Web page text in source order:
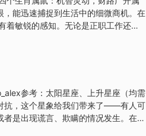
响着爆竹，还要彻底搞一次大扫除，
是一种习俗，它也反映了人民辞旧迎
能迅速捕捉到生活中的细微商机。在
着敏锐的感知。无论是正职工作还是
决策。在工作中，他们善于与同事和
的理财方式，让他们在这两个月里钱
属虎的人自信果敢，有着勇往直前的
月，他们的运势如虎添翼，事业上迎
和决策力，在工作中能够迅速抓住关
参考：太阳星座、上升星座（均需
抗，这个星象给我们带来了——有人可
是出现谎言、欺瞒的情况发生。在这
让自己放慢“做决定的速度”，不要急